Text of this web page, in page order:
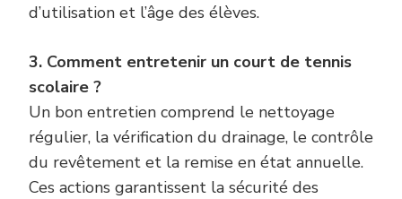
d’utilisation et l’âge des élèves.
3. Comment entretenir un court de tennis
scolaire ?
Un bon entretien comprend le nettoyage
régulier, la vérification du drainage, le contrôle
du revêtement et la remise en état annuelle.
Ces actions garantissent la sécurité des